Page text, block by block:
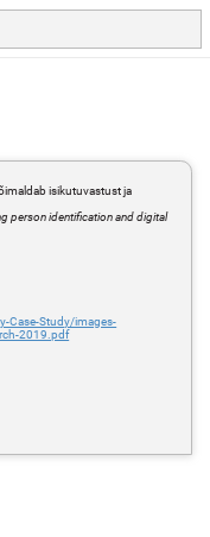
isikutuvastust ja
person identification and digital
Case-Study/images-
2019.pdf